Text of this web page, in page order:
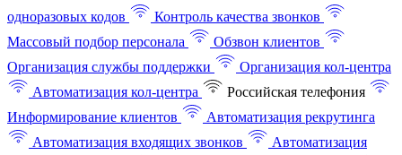
одноразовых кодов
Контроль качества звонков
Массовый подбор персонала
Обзвон клиентов
Организация службы поддержки
Организация кол-центра
Автоматизация кол-центра
Российская телефония
Информирование клиентов
Автоматизация рекрутинга
Автоматизация входящих звонков
Автоматизация